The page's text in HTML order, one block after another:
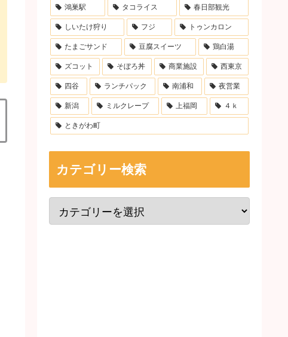
鴻巣駅 タコライス 春日部観光
しいたけ狩り フジ トゥンカロン
たまごサンド 豆腐スイーツ 鶏白湯
ズコット そぼろ丼 商業施設 西東京
四谷 ランチパック 南浦和 夜営業
新潟 ミルクレープ 上福岡 ４ｋ
ときがわ町
カテゴリー検索